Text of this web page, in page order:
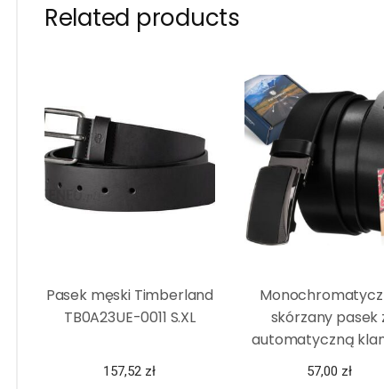
Related products
Pasek męski Timberland
TB0A23UE-0011 S.XL
157,52 zł
skórzany pasek
automatyczną
— Peterson
57,00 zł